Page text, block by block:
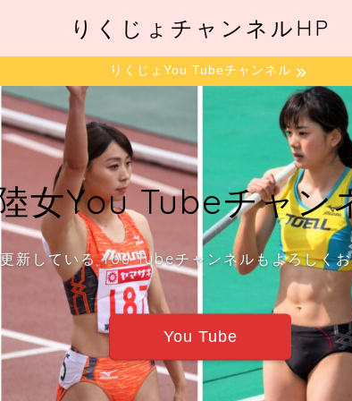
りくじょチャンネルHP
りくじょYou Tubeチャンネル
女You Tubeチャン
新している You Tubeチャンネルもよろしく
You Tube